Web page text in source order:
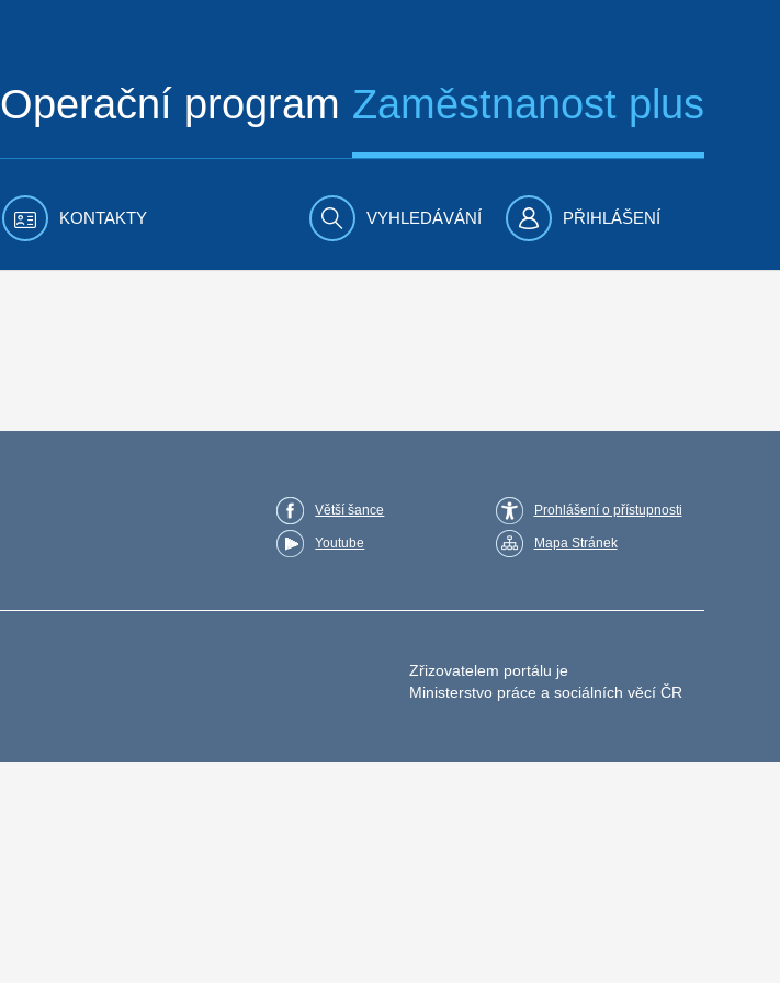
Operační program Zaměstnanost plus
KONTAKTY VYHLEDÁVÁNÍ PŘIHLÁŠENÍ
Větší šance
Youtube
Prohlášení o přístupnosti
Mapa Stránek
Zřizovatelem portálu je
Ministerstvo práce a sociálních věcí ČR